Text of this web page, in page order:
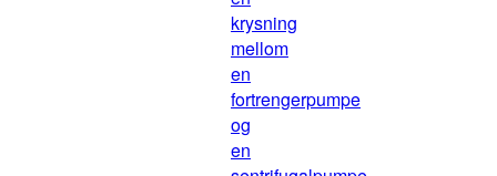
krysning
mellom
en
fortrengerpumpe
og
en